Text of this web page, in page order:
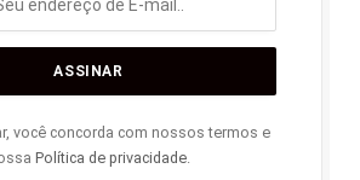
você concorda com nossos termos e
Política de privacidade.